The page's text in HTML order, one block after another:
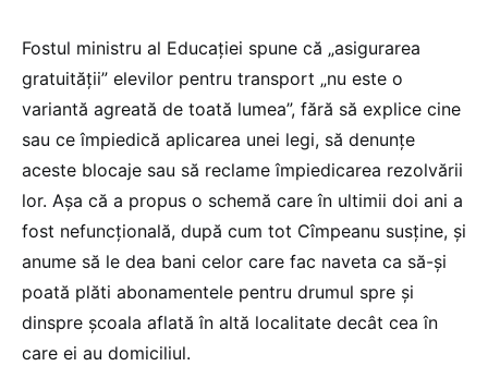
Fostul ministru al Educației spune că „asigurarea
gratuității” elevilor pentru transport „nu este o
variantă agreată de toată lumea”, fără să explice cine
sau ce împiedică aplicarea unei legi, să denunțe
aceste blocaje sau să reclame împiedicarea rezolvării
lor. Așa că a propus o schemă care în ultimii doi ani a
fost nefuncțională, după cum tot Cîmpeanu susține, și
anume să le dea bani celor care fac naveta ca să-și
poată plăti abonamentele pentru drumul spre și
dinspre școala aflată în altă localitate decât cea în
care ei au domiciliul.